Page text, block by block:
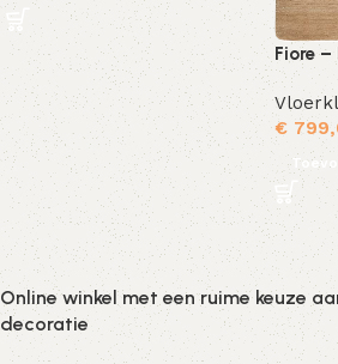
Fiore –
€
Online winkel met een ruime keuze
decoratie